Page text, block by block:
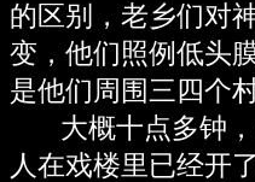
的区别，老乡们对
变，他们照例低头
是他们周围三四个
大概十点多钟，
人在戏楼里已经开